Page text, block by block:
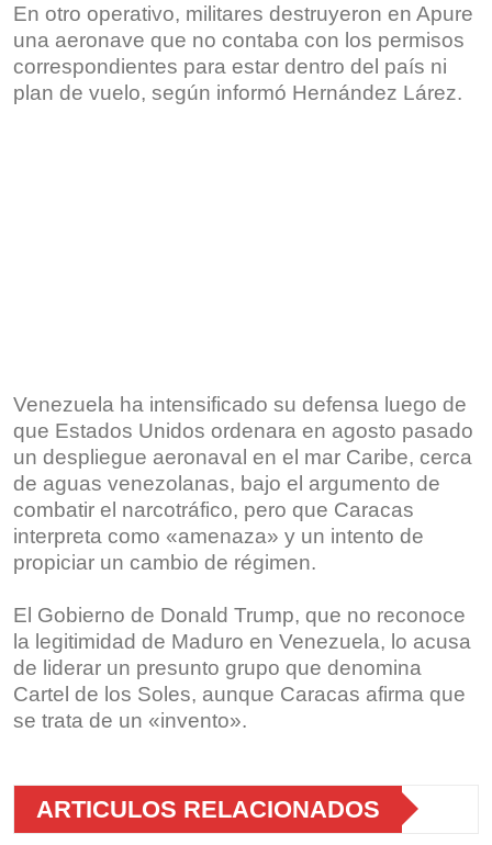
En otro operativo, militares destruyeron en Apure
una aeronave que no contaba con los permisos
correspondientes para estar dentro del país ni
plan de vuelo, según informó Hernández Lárez.
Venezuela ha intensificado su defensa luego de
que Estados Unidos ordenara en agosto pasado
un despliegue aeronaval en el mar Caribe, cerca
de aguas venezolanas, bajo el argumento de
combatir el narcotráfico, pero que Caracas
interpreta como «amenaza» y un intento de
propiciar un cambio de régimen.
El Gobierno de Donald Trump, que no reconoce
la legitimidad de Maduro en Venezuela, lo acusa
de liderar un presunto grupo que denomina
Cartel de los Soles, aunque Caracas afirma que
se trata de un «invento».
ARTICULOS RELACIONADOS